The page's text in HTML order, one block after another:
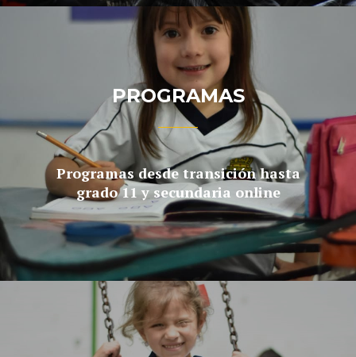
PROGRAMAS
Programas desde transición hasta
grado 11 y secundaria online